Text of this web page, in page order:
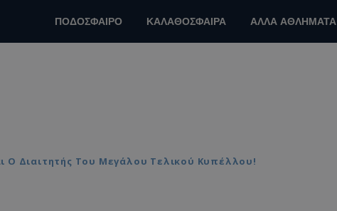
ΠΟΔΟΣΦΑΙΡΟ ΚΑΛΑΘΟΣΦΑΙΡΑ ΑΛΛΑ ΑΘΛΗΜΑΤΑ
Ο Διαιτητής Του Μεγάλου Τελικού Κυπέλλου!